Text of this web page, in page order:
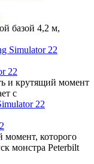
базой 4,2 м,
22
и крутящий момент
с
которого
монстра Peterbilt